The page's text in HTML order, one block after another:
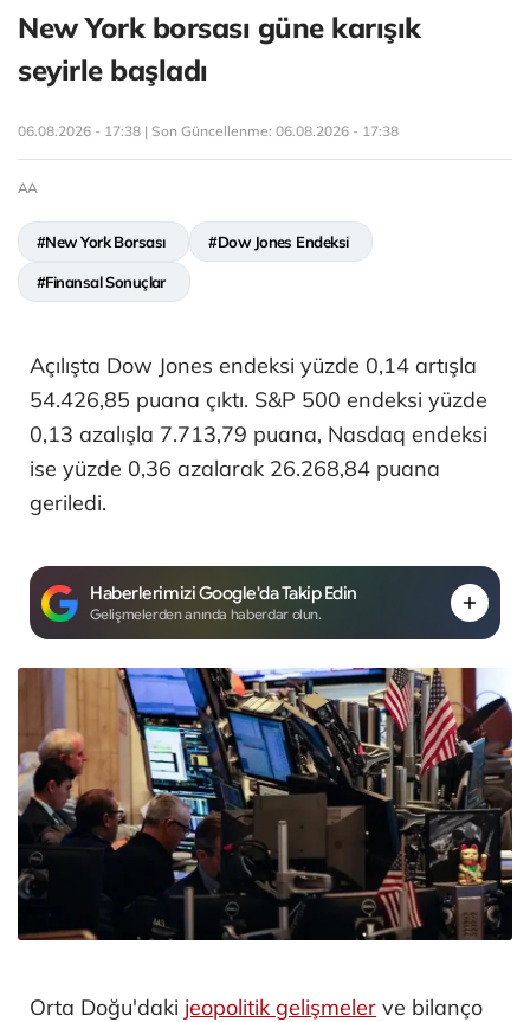
New York borsası güne karışık
seyirle başladı
06.08.2026 - 17:38 | Son Güncellenme: 06.08.2026 - 17:38
AA
#New York Borsası #Dow Jones Endeksi
#Finansal Sonuçlar
Açılışta Dow Jones endeksi yüzde 0,14 artışla
54.426,85 puana çıktı. S&P 500 endeksi yüzde
0,13 azalışla 7.713,79 puana, Nasdaq endeksi
ise yüzde 0,36 azalarak 26.268,84 puana
geriledi.
Haberlerimizi Google'da Takip Edin
Gelişmelerden anında haberdar olun.
Orta Doğu'daki jeopolitik gelişmeler ve bilanço